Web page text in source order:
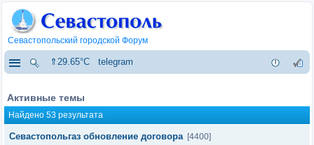
Севастопольский городской Форум
⇑29.65°C telegram
Активные темы
Найдено 53 результата
Севастопольгаз обновление договора [4400]